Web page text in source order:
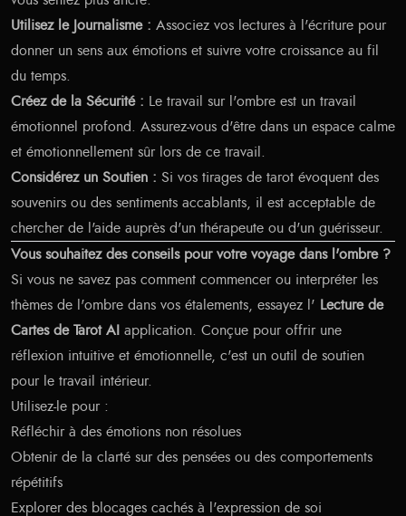
Utilisez le Journalisme : Associez vos lectures à l'écriture pour
donner un sens aux émotions et suivre votre croissance au fil
du temps.
Créez de la Sécurité : Le travail sur l'ombre est un travail
émotionnel profond. Assurez-vous d'être dans un espace calme
et émotionnellement sûr lors de ce travail.
Considérez un Soutien : Si vos tirages de tarot évoquent des
souvenirs ou des sentiments accablants, il est acceptable de
chercher de l'aide auprès d'un thérapeute ou d'un guérisseur.
Vous souhaitez des conseils pour votre voyage dans l'ombre ?
Si vous ne savez pas comment commencer ou interpréter les
thèmes de l'ombre dans vos étalements, essayez l' Lecture de
Cartes de Tarot AI application. Conçue pour offrir une
réflexion intuitive et émotionnelle, c'est un outil de soutien
pour le travail intérieur.
Utilisez-le pour :
Réfléchir à des émotions non résolues
Obtenir de la clarté sur des pensées ou des comportements
répétitifs
Explorer des blocages cachés à l'expression de soi